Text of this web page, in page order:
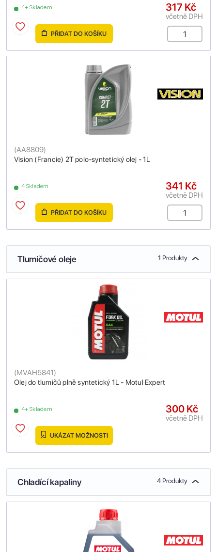
4+ Skladem 317 Kč
včetně DPH
PŘIDAT DO KOŠÍKU
Vision (Francie) 2T polo-syntetický olej - 1L
(AA8809)
4 Skladem 341 Kč
včetně DPH
PŘIDAT DO KOŠÍKU
Tlumičové oleje 1 Produkty
Olej do tlumičů plně syntetický 1L - Motul Expert
(MVAH5841)
4+ Skladem 300 Kč
včetně DPH
UKÁZAT MOŽNOSTI
Chladící kapaliny 4 Produkty